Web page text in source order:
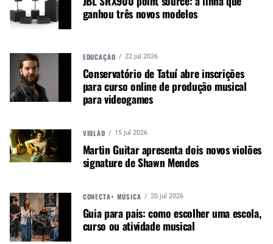
cabeças de descarga Lightning e Gretsch
Permatone da Remo USA. Uma etiqueta de
especifica o ano de produção.
ganhou três novos modelos
EDUCAÇÃO 22 jul 2026
Conservatório de Tatuí abre inscrições
para curso online de produção musical
para videogames
VIOLÃO 15 jul 2026
Martin Guitar apresenta dois novos violões
signature de Shawn Mendes
CONECTA+ MÚSICA 20 jul 2026
Guia para pais: como escolher uma escola,
curso ou atividade musical